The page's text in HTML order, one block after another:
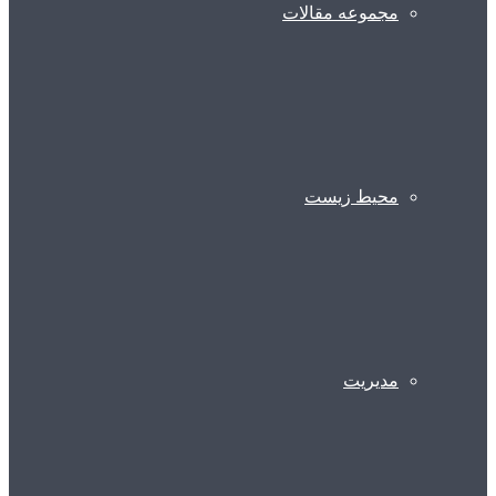
مجموعه مقالات
محیط زیست
مدیریت